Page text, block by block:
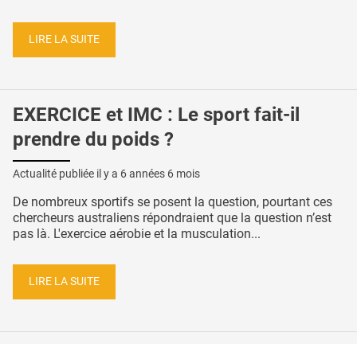
LIRE LA SUITE
EXERCICE et IMC : Le sport fait-il
prendre du poids ?
Actualité publiée il y a 6 années 6 mois
De nombreux sportifs se posent la question, pourtant ces
chercheurs australiens répondraient que la question n’est
pas là. L'exercice aérobie et la musculation...
LIRE LA SUITE